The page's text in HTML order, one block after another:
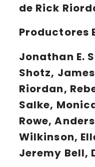
de Rick
Productores
Jonathan E.
Shotz,
Riordan,
Salke,
Rowe,
Wilkinson,
Jeremy Bell,